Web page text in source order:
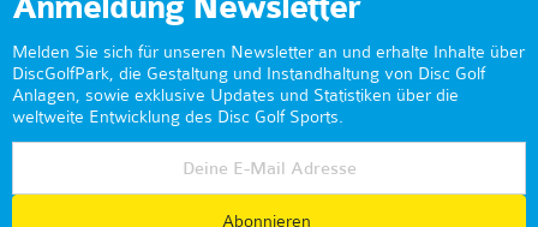
Melden Sie sich für unseren Newsletter an und erhalte Inhalte über
DiscGolfPark, die Gestaltung und Instandhaltung von Disc Golf
Anlagen, sowie exklusive Updates und Statistiken über die
weltweite Entwicklung des Disc Golf Sports.
Abonnieren